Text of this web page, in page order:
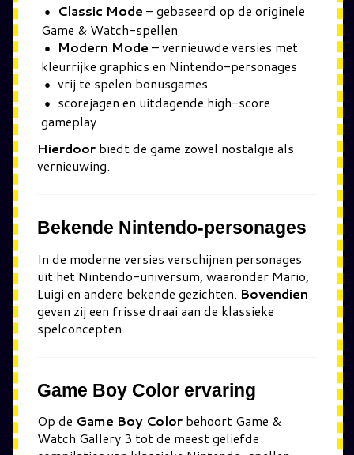
Classic Mode – gebaseerd op de originele
Game & Watch-spellen
Modern Mode – vernieuwde versies met
kleurrijke graphics en Nintendo-personages
vrij te spelen bonusgames
scorejagen en uitdagende high-score
gameplay
Hierdoor biedt de game zowel nostalgie als
vernieuwing.
Bekende Nintendo-personages
In de moderne versies verschijnen personages
uit het Nintendo-universum, waaronder Mario
Luigi en andere bekende gezichten. Bovendien
geven zij een frisse draai aan de klassieke
spelconcepten.
Game Boy Color ervaring
Op de Game Boy Color behoort Game &
Watch Gallery 3 tot de meest geliefde